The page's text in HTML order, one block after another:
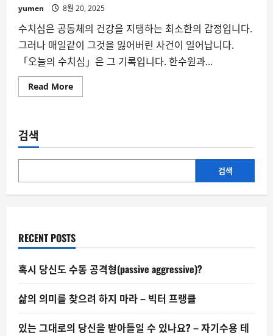
yumen 8월 20, 2025
수치심은 공동체의 건강을 지탱하는 최소한의 감정입니다.
그러나 매일같이 그것을 잃어버린 사건이 일어납니다.
「오늘의 수치심」은 그 기록입니다. 한수원과...
Read MoreRead
more
웨
팅
우
‘노
민
낯
검색
검색
RECENT POSTS
혹시 당신도 수동 공격형(passive aggressive)?
삶의 의미를 찾으려 하지 마라 – 빅터 프랭클
있는 그대로의 당신을 받아들일 수 있나요? – 자기수용 테